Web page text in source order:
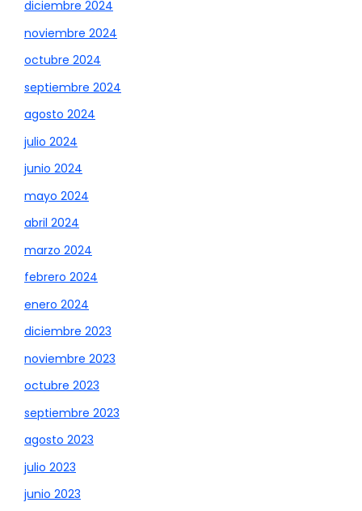
diciembre 2024
noviembre 2024
octubre 2024
septiembre 2024
agosto 2024
julio 2024
junio 2024
mayo 2024
abril 2024
marzo 2024
febrero 2024
enero 2024
diciembre 2023
noviembre 2023
octubre 2023
septiembre 2023
agosto 2023
julio 2023
junio 2023